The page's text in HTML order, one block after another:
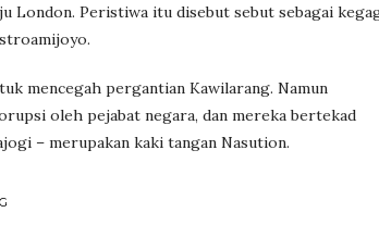
London. Peristiwa itu disebut sebut sebagai
mencegah pergantian Kawilarang. Namun
oleh pejabat negara, dan mereka bertekad
– merupakan kaki tangan Nasution.